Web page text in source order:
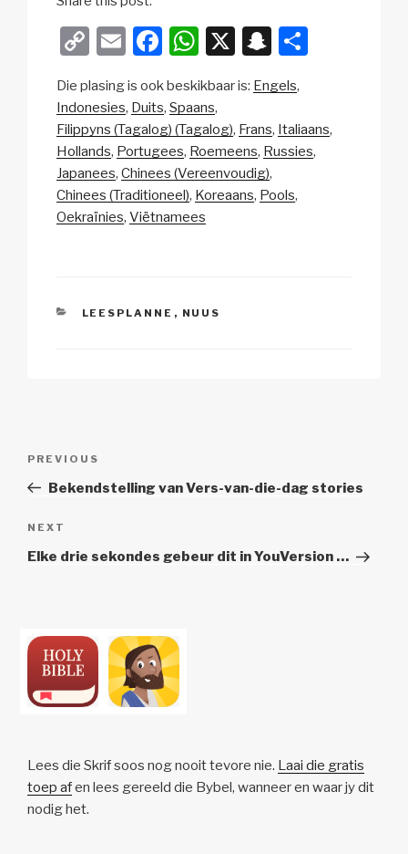
C
p
y
Li
n
k
E
ail
F
c
e
b
o
o
W
at
s
A
p
p
X
S
a
p
c
h
e
Die plasing is ook beskikbaar is: Engels
Indonesies Duits Spaans
Filippyns (Tagalog) (Tagalog) Frans Italiaans
Hollands Portugees Roemeens Russies
Japanees Chinees (Vereenvoudig)
Chinees (Traditioneel) Koreaans Pools
Oekraïnies Viëtnamees
CATEGORIES
LEESPLANNE , NUUS
Previous
Post
PREVIOUS
Bekendstelling van Vers-van-die-dag stories
Next
Post
NEXT
Elke drie sekondes gebeur dit in YouVersion …
Lees die Skrif soos nog nooit tevore nie. Laai die gratis
toep afen lees gereeld die Bybel, wanneer en waar jy dit
nodig het.